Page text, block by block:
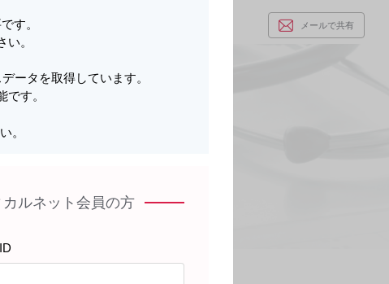
メールで共有
す。
。
ータを取得しています。
です。
。
ルネット会員の方